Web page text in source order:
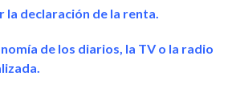
la declaración de la renta.
de los diarios, la TV o la radio